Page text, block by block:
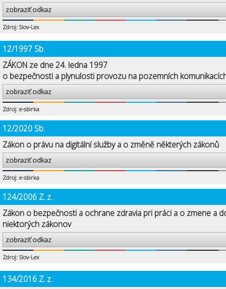
zobraziť odkaz
Zdroj: Slov-Lex
12/1997 Sb.
ZÁKON ze dne 24. ledna 1997
o bezpečnosti a plynulosti provozu na pozemních
zobraziť odkaz
Zdroj: e-sbirka
12/2020 Sb.
Zákon o právu na digitální služby a o změně některých zákonů
zobraziť odkaz
Zdroj: e-sbirka
124/2006 Z. z.
Zákon o bezpečnosti a ochrane zdravia pri práci a o zmene a
niektorých zákonov
zobraziť odkaz
Zdroj: Slov-Lex
134/2016 Z. z.